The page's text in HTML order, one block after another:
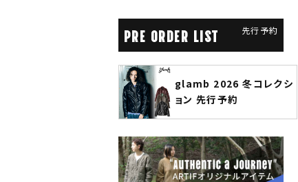
PRE ORDER LIST 先行予約
glamb 2026 冬コレクシ
ANGENEHM 2026 秋
先行予約